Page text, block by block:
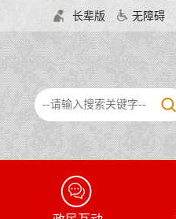
长辈版 无障碍